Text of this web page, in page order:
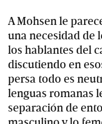
A Mohsen le
una necesidad de
los hablantes del
discutiendo en
persa todo es
lenguas romanas
separación de